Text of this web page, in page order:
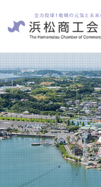
販路を開拓したい
たい
人脈・ネットワー
経営について相談
ど）
創業、事業承継に
経営支援・サー
検定試験
セミナー・イベ
浜松商工会議所